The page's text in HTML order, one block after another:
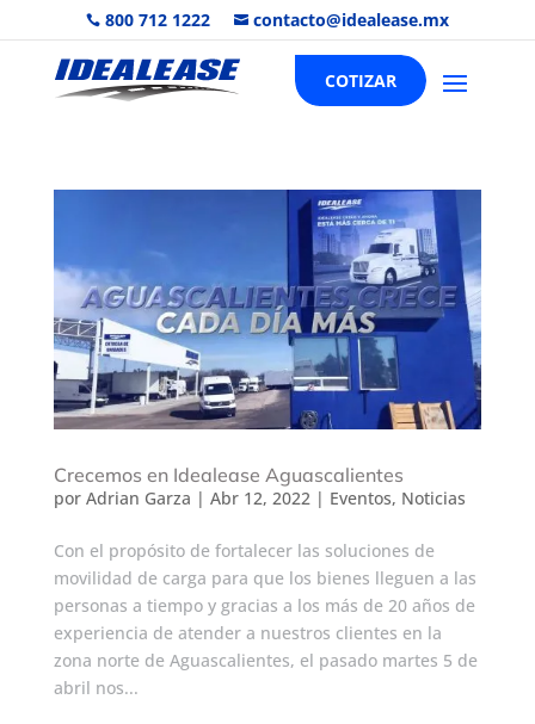
 800 712 1222  contacto@idealease.mx
COTIZAR
Crecemos en Idealease Aguascalientes
por Adrian Garza | Abr 12, 2022| Eventos, Noticias
Con el propósito de fortalecer las soluciones de
movilidad de carga para que los bienes lleguen a las
personas a tiempo y gracias a los más de 20 años de
experiencia de atender a nuestros clientes en la
zona norte de Aguascalientes, el pasado martes 5 de
abril nos...